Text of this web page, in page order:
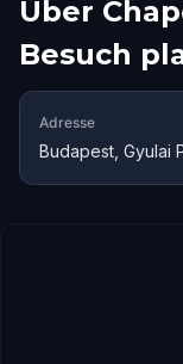
Über
Besuch
Adresse
Budapest, Gyulai